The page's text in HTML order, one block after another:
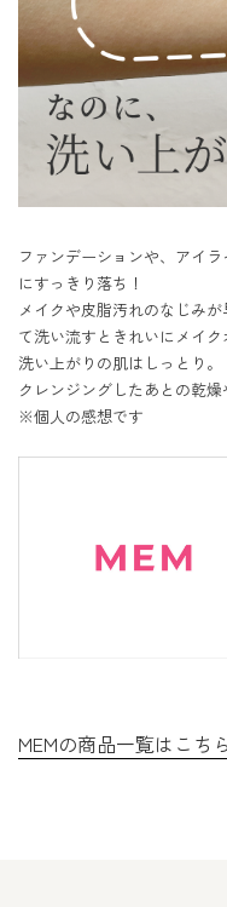
ファンデーションや、アイ
にすっきり落ち！
メイクや皮脂汚れのなじみ
て洗い流すときれいにメイク
洗い上がりの肌はしっとり。
クレンジングしたあとの乾
※個人の感想です